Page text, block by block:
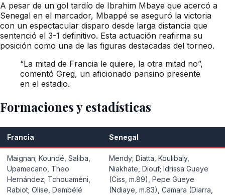
A pesar de un gol tardío de Ibrahim Mbaye que acercó a
Senegal en el marcador, Mbappé se aseguró la victoria
con un espectacular disparo desde larga distancia que
sentenció el 3-1 definitivo. Esta actuación reafirma su
posición como una de las figuras destacadas del torneo.
“La mitad de Francia le quiere, la otra mitad no”,
comentó Greg, un aficionado parisino presente
en el estadio.
Formaciones y estadísticas
Francia Senegal
Maignan; Koundé, Saliba,
Upamecano, Theo
Hernández; Tchouaméni,
Rabiot; Olise, Dembélé
Mendy; Diatta, Koulibaly,
Niakhate, Diouf; Idrissa Gueye
(Ciss, m.89), Pepe Gueye
(Ndiaye, m.83), Camara (Diarra,